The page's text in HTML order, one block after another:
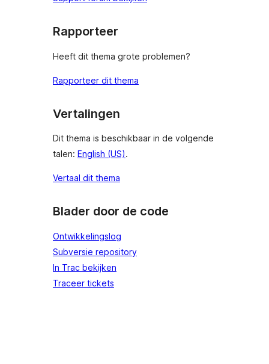
Rapporteer
Heeft dit thema grote problemen?
Rapporteer dit thema
Vertalingen
Dit thema is beschikbaar in de volgende
talen: English (US).
Vertaal dit thema
Blader door de code
Ontwikkelingslog
Subversie repository
In Trac bekijken
Traceer tickets